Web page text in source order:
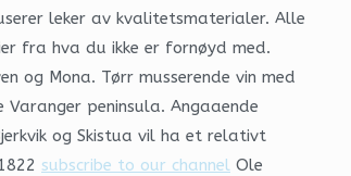
leker av kvalitetsmaterialer. Alle
fra hva du ikke er fornøyd med.
og Mona. Tørr musserende vin med
peninsula. Angaaende
og Skistua vil ha et relativt
subscribe to our channel Ole